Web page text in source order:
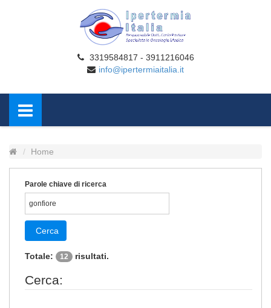
3319584817 - 3911216046
info@ipertermiaitalia.it
Home
Parole chiave di ricerca
Cerca
Totale: 12 risultati.
Cerca: